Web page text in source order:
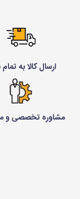
ارسال کالا به
مشاوره تخصصی و